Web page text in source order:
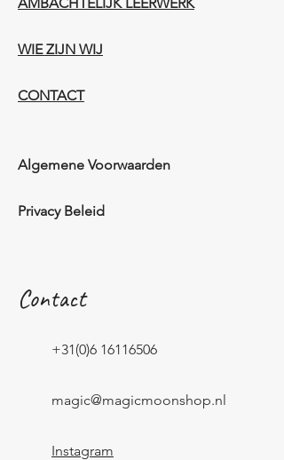
WIE ZIJN WIJ​​
CONTACT
Algemene Voorwaarden
Privacy Beleid
Contact
+31(0)6 16116506
magic@magicmoonshop.nl
Instagram